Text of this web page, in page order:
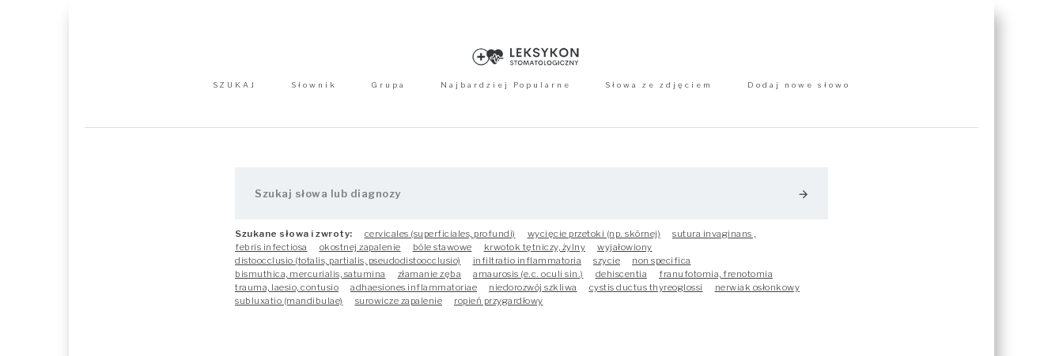
SZUKAJ Słownik Grupa Najbardziej Popularne Słowa ze zdjęciem Dodaj nowe słowo
arrow_forward
Szukane słowa i zwroty: cervicales (superficiales, profundi) wycięcie przetoki (np. skórnej)
sutura invaginans ,
febris infectiosa
okostnej zapalenie bóle stawowe krwotok tętniczy, żylny
wyjałowiony
distoocclusio (totalis, partialis, pseudodistoocclusio)
infiltratio inflammatoria szycie
non specifica
bismuthica, mercurialis, satumina
złamanie zęba amaurosis (e.c. oculi sin.) dehiscentia
franufotomia, frenotomia
trauma, laesio, contusio
adhaesiones inflammatoriae niedorozwój szkliwa cystis ductus thyreoglossi
nerwiak osłonkowy
subluxatio (mandibulae)
surowicze zapalenie ropień przygardłowy